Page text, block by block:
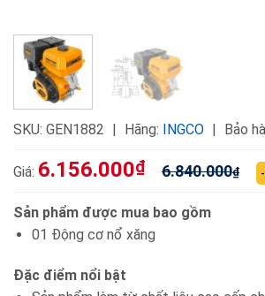
SKU: GEN1882 Hãng: INGCO Bảo
Giá: 6.156.000₫ 6.840.000₫
Sản phẩm được mua bao gồm
01 Động cơ nổ xăng
Đặc điểm nổi bật